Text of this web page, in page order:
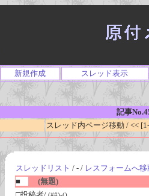
新規作成 スレッド表示
記事
スレッド内ページ移動 / <<
スレッドリスト / - / レスフォームへ移
■
(無題)